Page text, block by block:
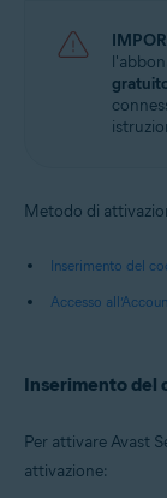
Metodo di
Inserimento del
Accesso
Inserimento del
Per attivare Avast
attivazione: